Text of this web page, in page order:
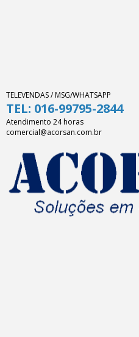
TELEVENDAS / MSG/WHATSAPP
TEL: 016-99795-2844
Atendimento 24 horas
comercial@acorsan.com.br